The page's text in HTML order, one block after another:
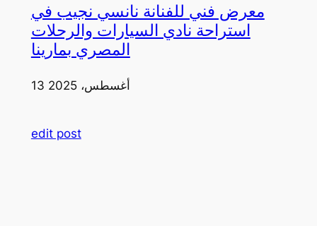
معرض فني للفنانة نانسي نجيب في
استراحة نادي السيارات والرحلات
المصري بمارينا
13 أغسطس، 2025
edit post